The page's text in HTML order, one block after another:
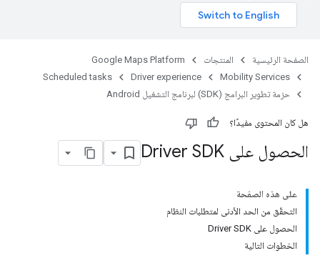
الصفحة الرئيسية المنتجات
Google Maps Platform
Mobility Services
Driver experience
Scheduled tasks
حزمة تطوير البرامج (SDK) لبرنامج التشغيل Android
هل كان المحتوى مفيدًا؟
الحصول على Driver SDK
على هذه الصفحة
التحقّق من الحد الأدنى لمتطلبات النظام
الحصول على Driver SDK
الخطوات التالية